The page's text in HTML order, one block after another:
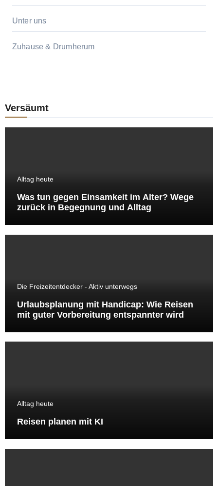
Unter uns
Zuhause & Drumherum
Versäumt
Alltag heute
Was tun gegen Einsamkeit im Alter? Wege
zurück in Begegnung und Alltag
Die Freizeitentdecker - Aktiv unterwegs
Urlaubsplanung mit Handicap: Wie Reisen
mit guter Vorbereitung entspannter wird
Alltag heute
Reisen planen mit KI